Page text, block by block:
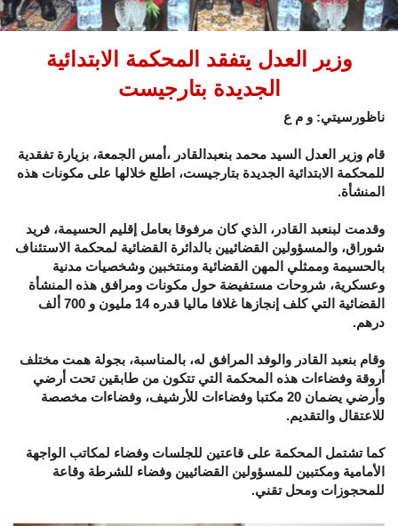
وزير العدل يتفقد المحكمة الابتدائية
الجديدة بتارجيست
ناظورسيتي: و م ع
قام وزير العدل السيد محمد بنعبدالقادر ،أمس الجمعة، بزيارة تفقدية
للمحكمة الابتدائية الجديدة بتارجيست، اطلع خلالها على مكونات هذه
المنشأة.
وقدمت لبنعبد القادر، الذي كان مرفوقا بعامل إقليم الحسيمة، فريد
شوراق، والمسؤولين القضائيين بالدائرة القضائية لمحكمة الاستئناف
بالحسيمة وممثلي المهن القضائية ومنتخبين وشخصيات مدنية
وعسكرية، شروحات مستفيضة حول مكونات ومرافق هذه المنشأة
القضائية التي كلف إنجازها غلافا ماليا قدره 14 مليون و 700 ألف
درهم.
وقام بنعبد القادر والوفد المرافق له، بالمناسبة، بجولة همت مختلف
أروقة وفضاءات هذه المحكمة التي تتكون من طابقين تحت أرضي
وأرضي يضمان 20 مكتبا وفضاءات للأرشيف، وفضاءات مخصصة
للاعتقال والتقديم.
كما تشتمل المحكمة على قاعتين للجلسات وفضاء لمكاتب الواجهة
الأمامية ومكتبين للمسؤولين القضائيين وفضاء للشرطة وقاعة
للمحجوزات ومحل تقني.